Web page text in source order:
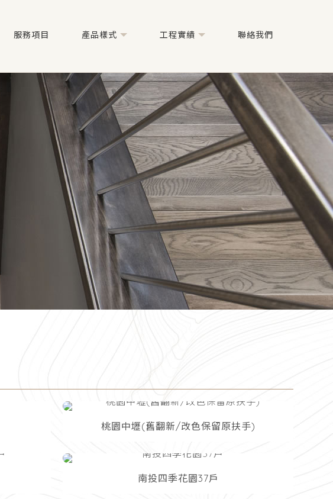
服務項目 產品樣式 工程實績 聯絡我們
桃園中壢(舊翻新/改色保留原扶手)
南投四季花園37戶